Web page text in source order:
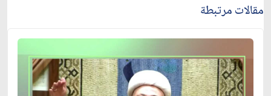
مقالات مرتبطة